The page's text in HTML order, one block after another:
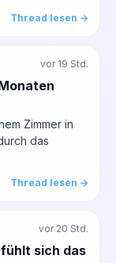
Thread lesen →
vor 19 Std.
Zimmer in
das
Thread lesen →
vor 20 Std.
sich das